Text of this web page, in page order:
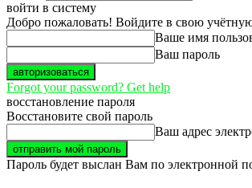
войти в систему
Добро пожаловать! Войдите в свою
Ваше имя
Ваш пароль
Forgot your password? Get help
восстановление пароля
Восстановите свой пароль
Ваш адрес
Пароль будет выслан Вам по электронной